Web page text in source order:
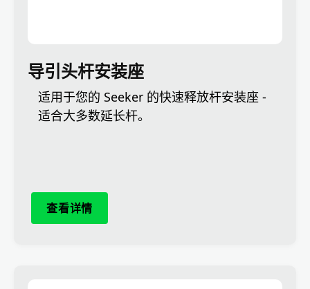
导引头杆安装座
适用于您的 Seeker 的快速释放杆安装座 -
适合大多数延长杆。
查看详情